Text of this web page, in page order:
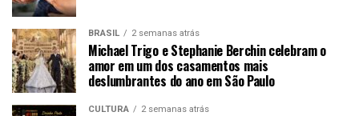
BRASIL 2 semanas atrás
Michael Trigo e Stephanie Berchin celebram o
amor em um dos casamentos mais
deslumbrantes do ano em São Paulo
CULTURA 2 semanas atrás